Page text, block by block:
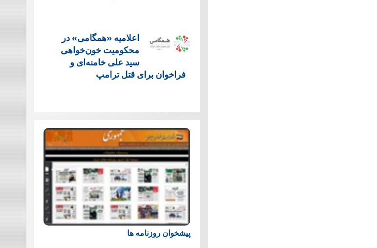
اعلامیه «همگامی» در
محکومیت خون‌خواهی
سید علی خامنه‌ای و
فراخوان برای قتل ترامپ
پیشخوان روزنامه ها